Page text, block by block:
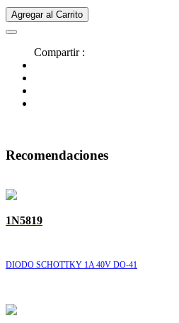
Agregar al Carrito
Compartir :
Recomendaciones
1N5819
DIODO SCHOTTKY 1A 40V DO-41